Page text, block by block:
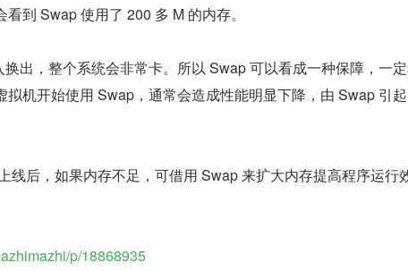
到 Swap 使用了 200 多 M 的内存。
出，整个系统会非常卡。所以 Swap 可以看成一种保障，一
机开始使用 Swap，通常会造成性能明显下降，由 Swap 引
线后，如果内存不足，可借用 Swap 来扩大内存提高程序运行
p/18868935